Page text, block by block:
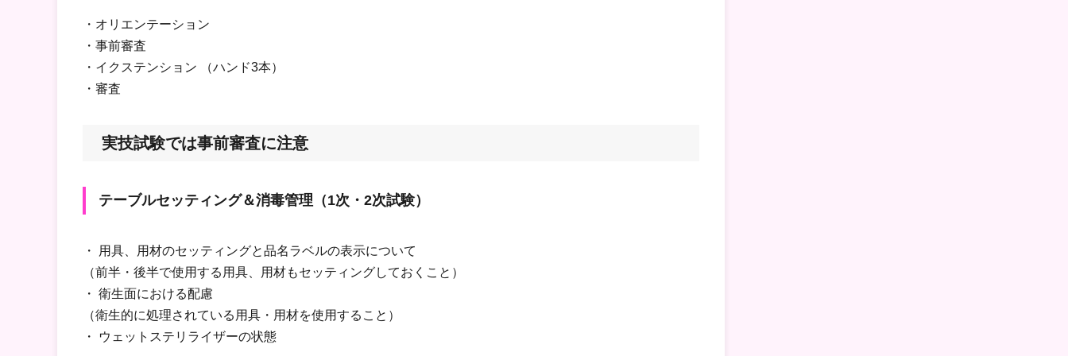
・オリエンテーション
・事前審査
・イクステンション （ハンド3本）
・審査
実技試験では事前審査に注意
テーブルセッティング＆消毒管理（1次・2次試験）
・ 用具、用材のセッティングと品名ラベルの表示について
（前半・後半で使用する用具、用材もセッティングしておくこと）
・ 衛生面における配慮
（衛生的に処理されている用具・用材を使用すること）
・ ウェットステリライザーの状態